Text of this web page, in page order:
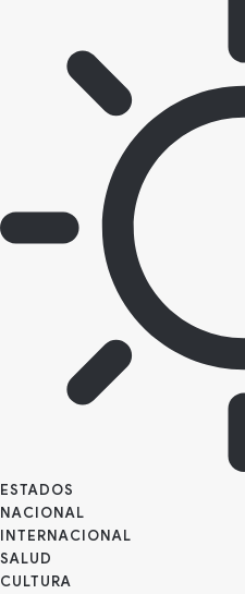
ESTADOS
NACIONAL
INTERNACIONAL
SALUD
CULTURA